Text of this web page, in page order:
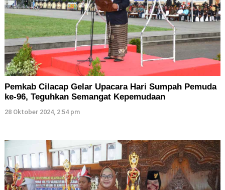
Pemkab Cilacap Gelar Upacara Hari Sumpah Pemuda
ke-96, Teguhkan Semangat Kepemudaan
28 Oktober 2024, 2:54 pm